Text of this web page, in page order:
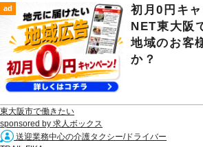
ad
初月0円キ
NET東大阪
地域のお客
か？
東大阪市で働きたい
sponsored by 求人ボックス
送迎業務中心の介護タクシー/ドライバー